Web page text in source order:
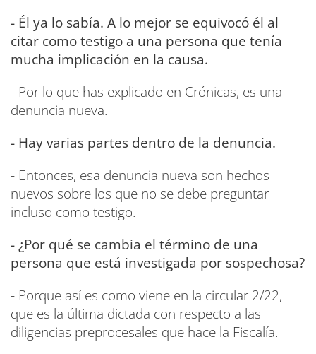
- Él ya lo sabía. A lo mejor se equivocó él al
citar como testigo a una persona que tenía
mucha implicación en la causa.
- Por lo que has explicado en Crónicas, es una
denuncia nueva.
- Hay varias partes dentro de la denuncia.
- Entonces, esa denuncia nueva son hechos
nuevos sobre los que no se debe preguntar
incluso como testigo.
- ¿Por qué se cambia el término de una
persona que está investigada por sospechosa?
- Porque así es como viene en la circular 2/22,
que es la última dictada con respecto a las
diligencias preprocesales que hace la Fiscalía.